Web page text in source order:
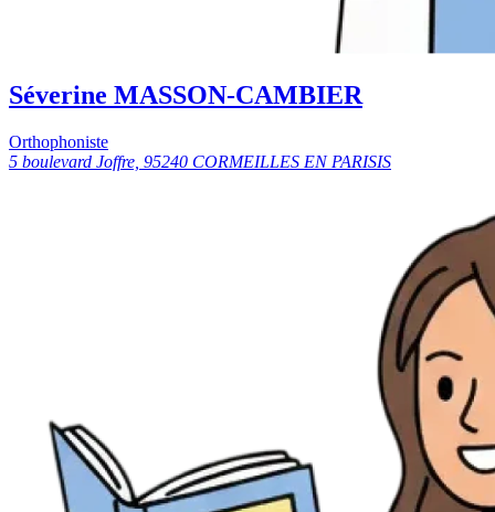
Séverine MASSON-CAMBIER
Orthophoniste
5 boulevard Joffre, 95240 CORMEILLES EN PARISIS